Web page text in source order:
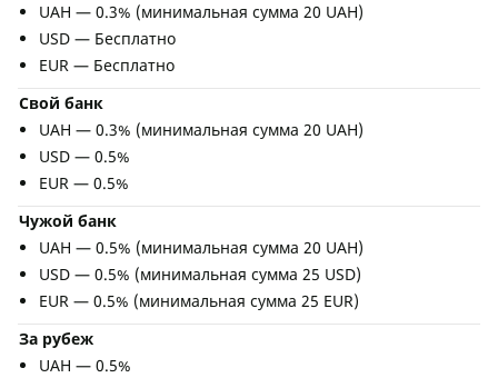
UAH — 0.3% (минимальная сумма 20 UAH)
USD — Бесплатно
EUR — Бесплатно
Свой банк
UAH — 0.3% (минимальная сумма 20 UAH)
USD — 0.5%
EUR — 0.5%
Чужой банк
UAH — 0.5% (минимальная сумма 20 UAH)
USD — 0.5% (минимальная сумма 25 USD)
EUR — 0.5% (минимальная сумма 25 EUR)
За рубеж
UAH — 0.5%